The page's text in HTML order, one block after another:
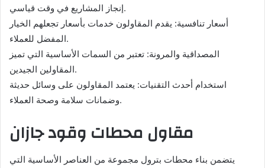
إنجاز المشاريع في وقت قياسي.
أسعار تنافسية: يقدم المقاولون خدمات بأسعار تجعلهم الخيار
المفضل للعملاء.
المصداقية والمرونة: تعتبر من السمات الأساسية التي تميز
المقاولين الجيدين.
استخدام أحدث التقنيات: يعتمد المقاولون على وسائل حديثة
وضمانات سلامة وصحة العملاء.
مقاول محطات وقود جازان
يتضمن بناء محطات بترول مجموعة من العناصر الأساسية التي